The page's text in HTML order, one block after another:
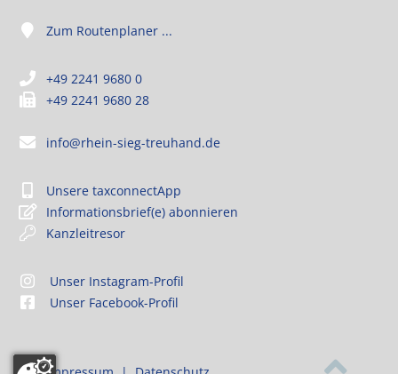
Zum Routenplaner ...
+49 2241 9680 0
+49 2241 9680 28
info@rhein-sieg-treuhand.de
Unsere taxconnectApp
Informationsbrief(e) abonnieren
Kanzleitresor
Unser Instagram-Profil
Unser Facebook-Profil